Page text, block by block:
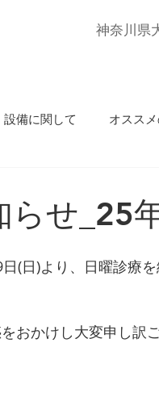
神奈川県
設備に関して オスス
せ_25
(日)より、日曜診療
おかけし大変申し訳ご